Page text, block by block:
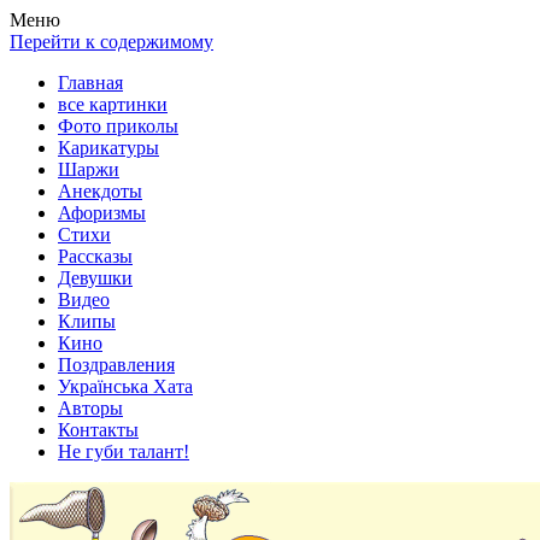
Весела хата — прикольные картинки, смешные истории, клипы!
Покажем всем ваши фото приколы, карикатуры, шаржи, стихи,
Меню
Перейти к содержимому
Главная
все картинки
Фото приколы
Карикатуры
Шаржи
Анекдоты
Афоризмы
Стихи
Рассказы
Девушки
Видео
Клипы
Кино
Поздравления
Українська Хата
Авторы
Контакты
Не губи талант!